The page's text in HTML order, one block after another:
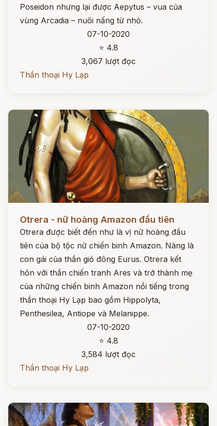
Poseidon nhưng lại được Aepytus – vua của
vùng Arcadia – nuôi nấng từ nhỏ.
07-10-2020
⭐ 4.8
3,067 lượt đọc
Thần thoại Hy Lạp
Otrera - nữ hoàng Amazon đầu tiên
Otrera được biết đến như là vị nữ hoàng đầu
tiên của bộ tộc nữ chiến binh Amazon. Nàng là
con gái của thần gió đông Eurus. Otrera kết
hôn với thần chiến tranh Ares và trở thành mẹ
của những chiến binh Amazon nổi tiếng trong
thần thoại Hy Lạp bao gồm Hippolyta,
Penthesilea, Antiope và Melanippe.
07-10-2020
⭐ 4.8
3,584 lượt đọc
Thần thoại Hy Lạp